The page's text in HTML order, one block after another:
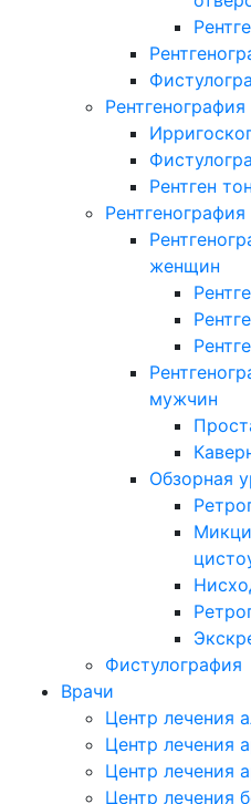
Рентген
женщин
мужчин
Обзорная
Фистулография
Врачи
Центр лечения
Центр лечения
Центр лечения
Центр лечения